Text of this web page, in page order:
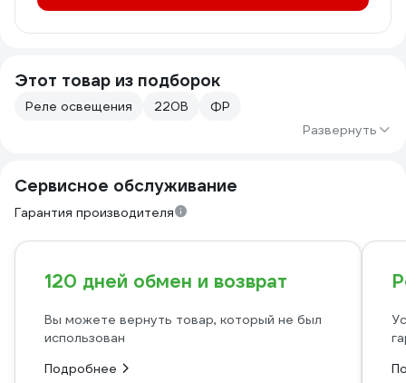
Этот товар из подборок
Реле освещения 220В
ФР
Развернуть
Сервисное обслуживание
Гарантия производителя
120 дней обмен и возврат
Вы можете вернуть товар, который не был
использован
Подробнее